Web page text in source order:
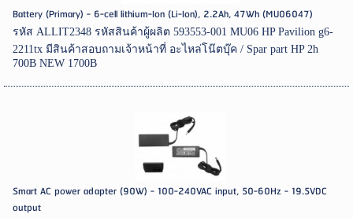
Battery (Primary) - 6-cell lithium-Ion (Li-Ion), 2.2Ah, 47Wh (MU06047)
รหัส ALLIT2348 รหัสสินค้าผู้ผลิต 593553-001 MU06 HP Pavilion g6-
2211tx มีสินค้าสอบถามเจ้าหน้าที่ อะไหล่โน๊ตบุ๊ค / Spar part HP 2h
700B NEW 1700B
Smart AC power adapter (90W) - 100-240VAC input, 50-60Hz - 19.5VDC
output